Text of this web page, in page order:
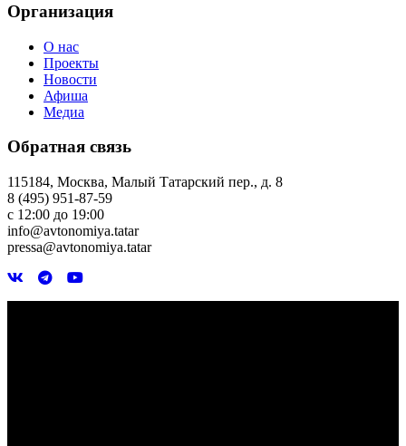
Организация
О нас
Проекты
Новости
Афиша
Медиа
Обратная связь
115184, Москва, Малый Татарский пер., д. 8
8 (495) 951-87-59
с 12:00 до 19:00
info@avtonomiya.tatar
pressa@avtonomiya.tatar